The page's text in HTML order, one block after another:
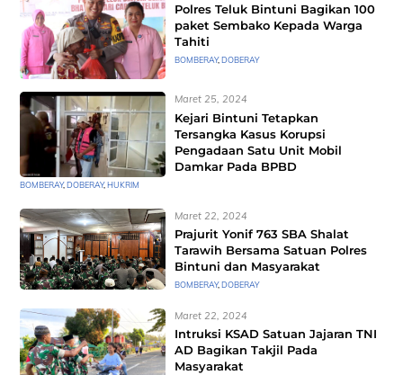
Polres Teluk Bintuni Bagikan 100
paket Sembako Kepada Warga
Tahiti
BOMBERAY,DOBERAY
Maret 25, 2024
Kejari Bintuni Tetapkan
Tersangka Kasus Korupsi
Pengadaan Satu Unit Mobil
Damkar Pada BPBD
BOMBERAY,DOBERAY,HUKRIM
Maret 22, 2024
Prajurit Yonif 763 SBA Shalat
Tarawih Bersama Satuan Polres
Bintuni dan Masyarakat
BOMBERAY, DOBERAY
Maret 22, 2024
Intruksi KSAD Satuan Jajaran TNI
AD Bagikan Takjil Pada
Masyarakat